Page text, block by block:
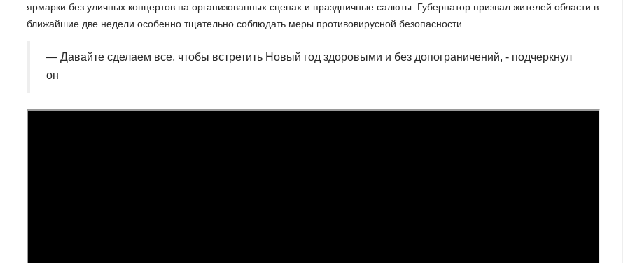
ярмарки без уличных концертов на организованных сценах и праздничные салюты. Губернатор призвал жителей области в
ближайшие две недели особенно тщательно соблюдать меры противовирусной безопасности.
— Давайте сделаем все, чтобы встретить Новый год здоровыми и без допограничений, - подчеркнул
он